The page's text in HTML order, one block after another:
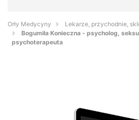
Orły Medycyny
Lekarze, przychodnie,
Bogumiła Konieczna - psycholog,
psychoterapeuta